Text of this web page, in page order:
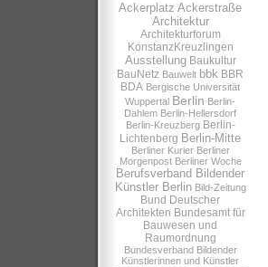
Ackerplatz Ackerstraße
Architektur
Architekturforum
KonstanzKreuzlingen
Ausstellung Baukultur
BauNetz Bauwelt bbk BBR
BDA Bergische Universität
Wuppertal Berlin Berlin-
Dahlem Berlin-Hellersdorf
Berlin-Kreuzberg Berlin-
Lichtenberg Berlin-Mitte
Berliner Kurier Berliner
Morgenpost Berliner Woche
Berufsverband Bildender
Künstler Berlin Bild-Zeitung
Bund Deutscher
Architekten Bundesamt für
Bauwesen und
Raumordnung
Bundesverband Bildender
Künstlerinnen und Künstler